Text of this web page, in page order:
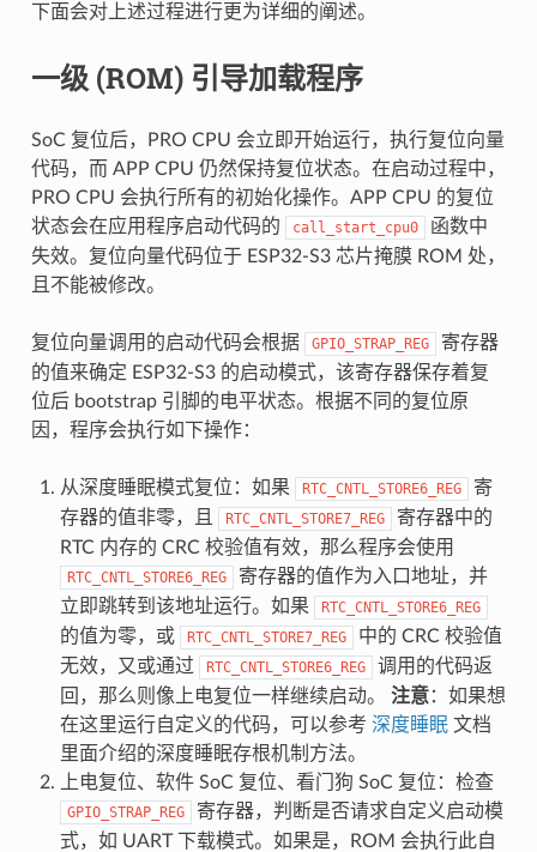
下面会对上述过程进行更为详细的阐述。
一级 (ROM) 引导加载程序
SoC 复位后，PRO CPU 会立即开始运行，执行复位向量
代码，而 APP CPU 仍然保持复位状态。在启动过程中，
PRO CPU 会执行所有的初始化操作。APP CPU 的复位
状态会在应用程序启动代码的
call_start_cpu0
函数中
失效。复位向量代码位于 ESP32-S3 芯片掩膜 ROM 处，
且不能被修改。
复位向量调用的启动代码会根据 GPIO_STRAP_REG
寄存器
的值来确定 ESP32-S3 的启动模式，该寄存器保存着复
位后 bootstrap 引脚的电平状态。根据不同的复位原
因，程序会执行如下操作：
从深度睡眠模式复位：如果 RTC_CNTL_STORE6_REG
寄
存器的值非零，且
RTC_CNTL_STORE7_REG
寄存器中的
RTC 内存的 CRC 校验值有效，那么程序会使用
RTC_CNTL_STORE6_REG
寄存器的值作为入口地址，并
立即跳转到该地址运行。如果
RTC_CNTL_STORE6_REG
的值为零，或 RTC_CNTL_STORE7_REG
中的 CRC 校验值
无效，又或通过
RTC_CNTL_STORE6_REG
调用的代码返
回，那么则像上电复位一样继续启动。 注意：如果想
在这里运行自定义的代码，可以参考 深度睡眠文档
里面介绍的深度睡眠存根机制方法。
上电复位、软件 SoC 复位、看门狗 SoC 复位：检查
GPIO_STRAP_REG
寄存器，判断是否请求自定义启动模
式，如 UART 下载模式。如果是，ROM 会执行此自